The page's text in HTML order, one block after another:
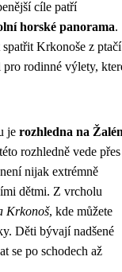
cíle patří
horské panorama.
Krkonoše z ptačí
rodinné výlety,
je rozhledna na
rozhledně vede přes
nijak extrémně
dětmi. Z vrcholu
Krkonoš, kde můžete
Děti bývají nadšené
se po schodech až